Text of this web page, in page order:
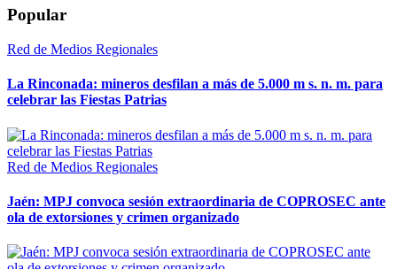
Popular
Red de Medios Regionales
La Rinconada: mineros desfilan a más de 5.000 m s. n. m. para
celebrar las Fiestas Patrias
Red de Medios Regionales
Jaén: MPJ convoca sesión extraordinaria de COPROSEC ante
ola de extorsiones y crimen organizado